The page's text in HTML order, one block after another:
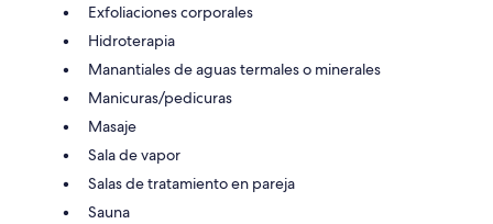
Exfoliaciones corporales
Hidroterapia
Manantiales de aguas termales o minerales
Manicuras/pedicuras
Masaje
Sala de vapor
Salas de tratamiento en pareja
Sauna